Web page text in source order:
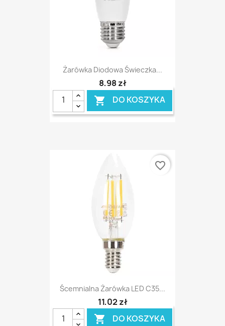
Żarówka Diodowa Świeczka...
8,98 zł
 DO KOSZYKA
Ścemnialna Żarówka LED C35...
11,02 zł
 DO KOSZYKA
favorite_border